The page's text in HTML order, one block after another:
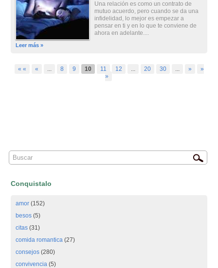
Una relación es como un contrato de
mutuo acuerdo, pero cuando se da una
infidelidad, lo mejor es empezar a
pensar en ti y en lo que te conviene de
ahora en adelante....
Leer más »
« « « ... 8 9 10 11 12 ... 20 30 ... »
»
»
Conquistalo
amor (152)
besos (5)
citas (31)
comida romantica (27)
consejos (280)
convivencia (5)